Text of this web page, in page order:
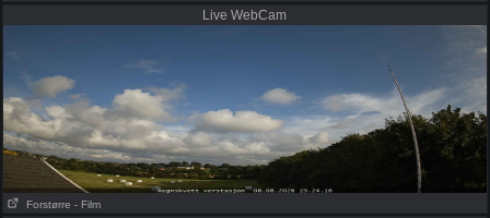
Live WebCam
Forstørre - Film